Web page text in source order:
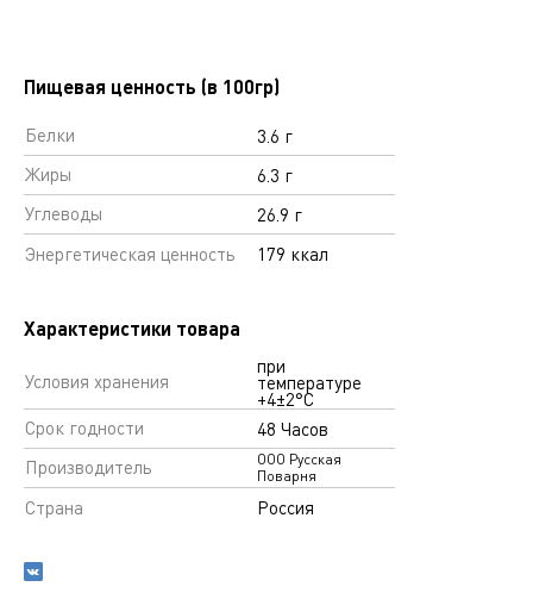
Пищевая ценность (в 100гр)
Белки
3.6 г
Жиры
6.3 г
Углеводы
26.9 г
Энергетическая ценность
179 ккал
Характеристики товара
Условия хранения
при
температуре
+4±2°С
Срок годности
48 Часов
Производитель
ООО Русская
Поварня
Страна Россия